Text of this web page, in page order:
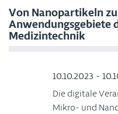
Von Nanopartikeln
Anwendungsgebiete
Medizintechnik
10.10.2023 -
Die digitale
Mikro- und